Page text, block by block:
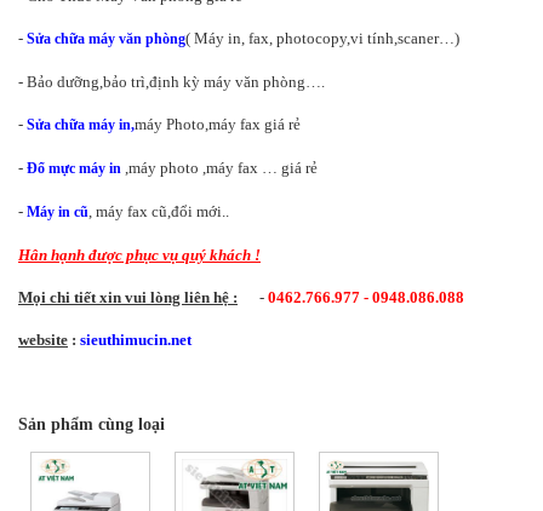
- Sửa chữa máy văn phòng( Máy in, fax, photocopy,vi tính,scaner…)
- Bảo dưỡng,bảo trì,định kỳ máy văn phòng….
- Sửa chữa máy in,máy Photo,máy fax giá rẻ
- Đổ mực máy in ,máy photo ,máy fax … giá rẻ
- Máy in cũ , máy fax cũ,đổi mới..
Hân hạnh được phục vụ quý khách !
Mọi chi tiết xin vui lòng liên hệ : - 0462.766.977 - 0948.086.088
website : sieuthimucin.net
Sản phẩm cùng loại